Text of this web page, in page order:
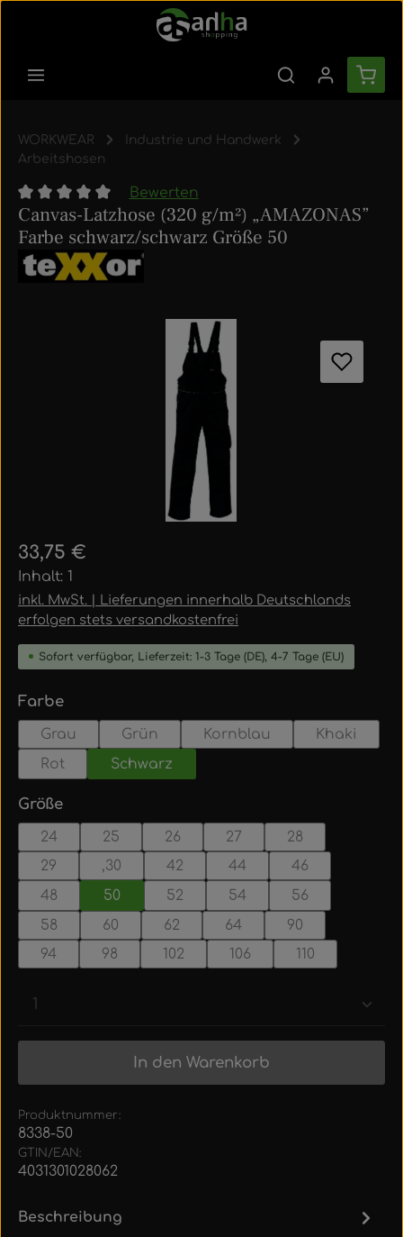
Zum Hauptinhalt springen
WORKWEAR
Industrie und Handwerk
Arbeitshosen
Durchschnittliche Bewertung von 0 von 5 Sternen
Bewerten
Canvas-Latzhose (320 g/m²) „AMAZONAS”
Farbe schwarz/schwarz Größe 50
Bildergalerie überspringen
Regulärer Preis:
33,75 €
Inhalt: 1
inkl. MwSt. | Lieferungen innerhalb Deutschlands
erfolgen stets versandkostenfrei
Sofort verfügbar, Lieferzeit: 1-3 Tage (DE), 4-7 Tage (EU)
Farbeauswählen
Grau Grün Kornblau
Khaki
Rot
Schwarz
Größeauswählen
24 25 26 27
28
29
,30 42 44
46
48
50 52 54
56
58
60 62 64
90
94
98 102 106 110
Produkt Anzahl: Gib den gewünschten Wert
In den Warenkorb
Produktnummer:
8338-50
GTIN/EAN:
4031301028062
Beschreibung